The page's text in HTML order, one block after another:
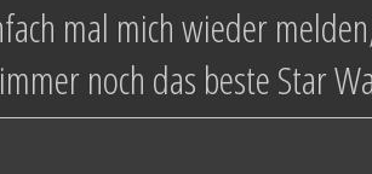
mal mich wieder
noch das beste Star